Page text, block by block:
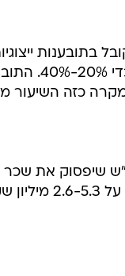
הפיצוי
מופחת ונע